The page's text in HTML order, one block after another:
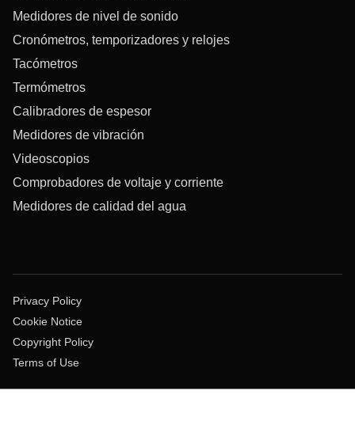
Medidores de nivel de sonido
Cronómetros, temporizadores y relojes
Tacómetros
Termómetros
Calibradores de espesor
Medidores de vibración
Videoscopios
Comprobadores de voltaje y corriente
Medidores de calidad del agua
Privacy Policy
Cookie Notice
Copyright Policy
Terms of Use